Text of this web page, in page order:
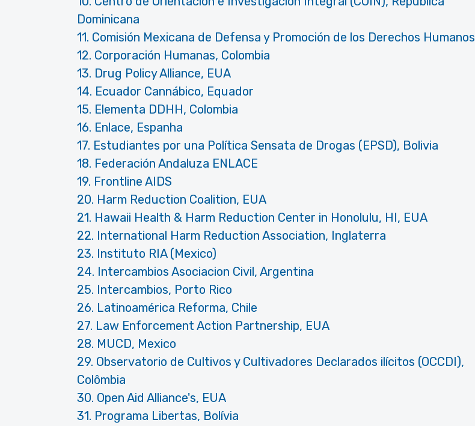
Dominicana
11. Comisión Mexicana de Defensa y Promoción de los Derechos Humanos
12. Corporación Humanas, Colombia
13. Drug Policy Alliance, EUA
14. Ecuador Cannábico, Equador
15. Elementa DDHH, Colombia
16. Enlace, Espanha
17. Estudiantes por una Política Sensata de Drogas (EPSD), Bolivia
18. Federación Andaluza ENLACE
19. Frontline AIDS
20. Harm Reduction Coalition, EUA
21. Hawaii Health & Harm Reduction Center in Honolulu, HI, EUA
22. International Harm Reduction Association, Inglaterra
23. Instituto RIA (Mexico)
24. Intercambios Asociacion Civil, Argentina
25. Intercambios, Porto Rico
26. Latinoamérica Reforma, Chile
27. Law Enforcement Action Partnership, EUA
28. MUCD, Mexico
29. Observatorio de Cultivos y Cultivadores Declarados ilícitos (OCCDI),
Colômbia
30. Open Aid Alliance's, EUA
31. Programa Libertas, Bolívia